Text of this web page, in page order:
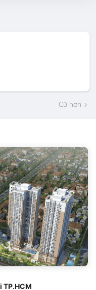
Cũ hơn
TP.HCM